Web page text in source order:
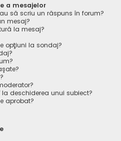
a mesajelor
să scriu un răspuns în forum?
mesaj?
la mesaj?
opţiuni la sondaj?
la deschiderea unui subiect?
aprobat?